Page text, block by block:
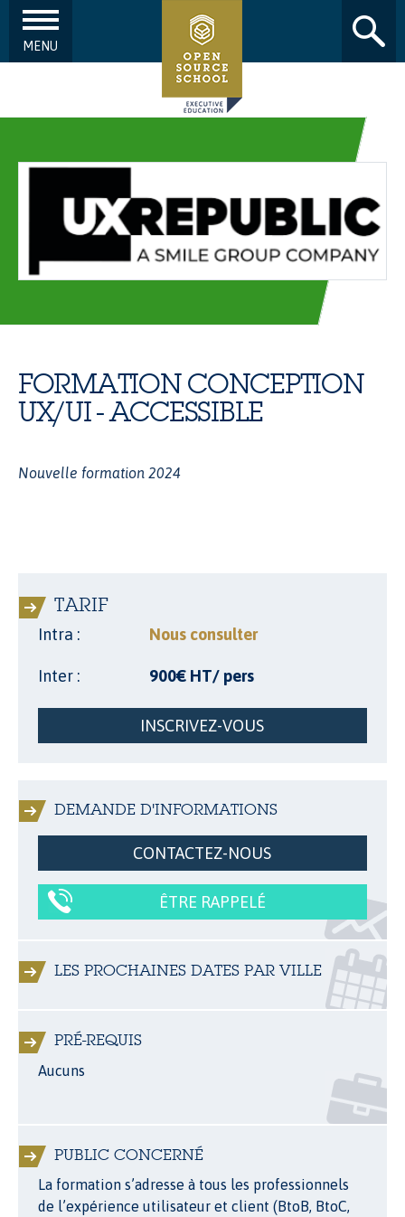
MENU
FORMATION CONCEPTION
UX/UI - ACCESSIBLE
Nouvelle formation 2024
TARIF
Intra : Nous consulter
Inter : 900€ HT/ pers
INSCRIVEZ-VOUS
DEMANDE D'INFORMATIONS
CONTACTEZ-NOUS
ÊTRE RAPPELÉ
LES PROCHAINES DATES PAR VILLE
PRÉ-REQUIS
Aucuns
PUBLIC CONCERNÉ
La formation s’adresse à tous les professionnels
de l’expérience utilisateur et client (BtoB, BtoC,